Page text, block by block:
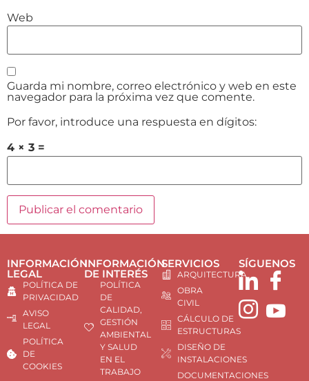
Web
Guarda mi nombre, correo electrónico y web en este
navegador para la próxima vez que comente.
Por favor, introduce una respuesta en dígitos:
4 × 3 =
INFORMACIÓN
LEGAL
POLÍTICA DE
PRIVACIDAD
AVISO
LEGAL
POLÍTICA
DE
COOKIES
INFORMACIÓN
DE INTERÉS
POLÍTICA
DE
CALIDAD,
GESTIÓN
AMBIENTAL
Y SALUD
EN EL
TRABAJO
SERVICIOS
ARQUITECTURA
OBRA
CIVIL
CÁLCULO DE
ESTRUCTURAS
DISEÑO DE
INSTALACIONES
DOCUMENTACIONES
SÍGUENOS